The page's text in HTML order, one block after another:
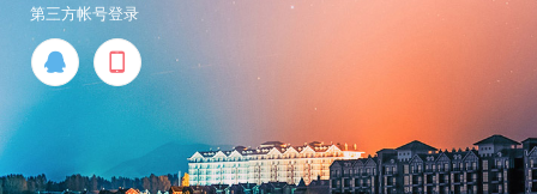
第三方帐号登录
 